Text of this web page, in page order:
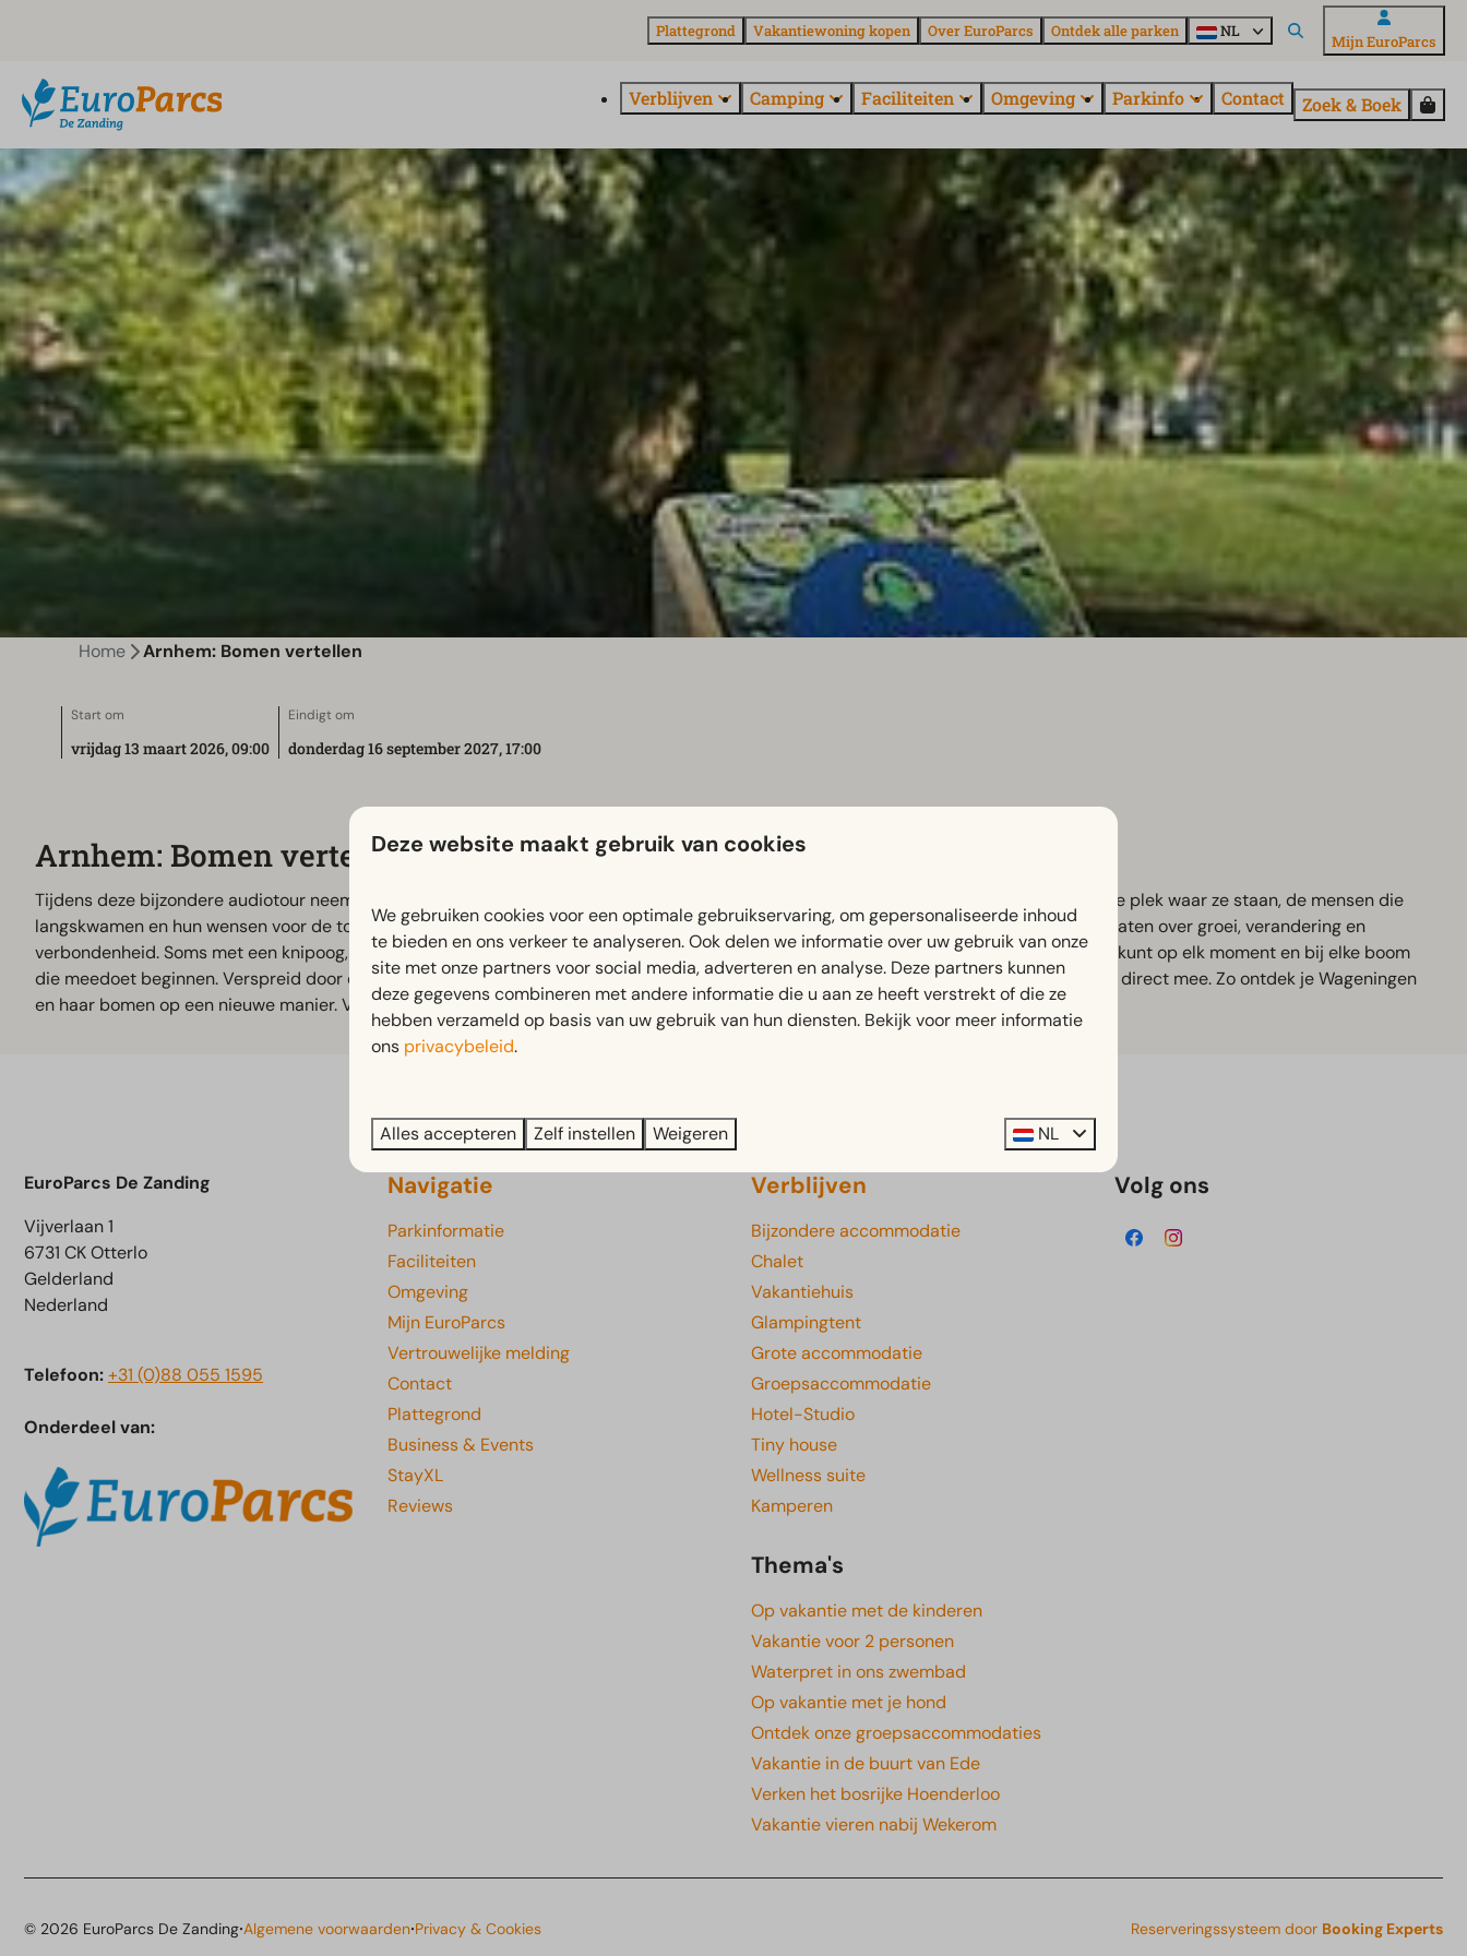
Plattegrond Vakantiewoning kopen Over EuroParcs Ontdek alle parken NL
Mijn EuroParcs
Verblijven Camping Faciliteiten Omgeving Parkinfo Contact Zoek & Boek
Home Arnhem: Bomen vertellen
Start om
vrijdag 13 maart 2026, 09:00
Eindigt om
donderdag 16 september 2027, 17:00
Arnhem: Bomen vertellen
Tijdens deze bijzondere audiotour neemt een aantal bomen in de stad je mee in hun wereld. Ze delen hun geschiedenis, vertellen over de plek waar ze staan, de mensen die
langskwamen en hun wensen voor de toekomst van Wageningen. Van eeuwenoude wortels tot frisse lenteknoppen, luister hoe bomen praten over groei, verandering en
verbondenheid. Soms met een knipoog, soms met een wijze les. Altijd met een goed verhaal. De wandeling heeft geen vaste volgorde: je kunt op elk moment en bij elke boom
die meedoet beginnen. Verspreid door de stad vind je verschillende bomen met een verhaal. Scan de QR-codes bij de bomen en luister direct mee. Zo ontdek je Wageningen
en haar bomen op een nieuwe manier. Via de link kun je de audiotour starten: https://izi.travel/nl/0243-de-bomen-vertellen/nl
EuroParcs De Zanding
Vijverlaan 1
6731 CK Otterlo
Gelderland
Nederland
Telefoon:+31 (0)88 055 1595
Onderdeel van:
Navigatie
Parkinformatie
Faciliteiten
Omgeving
Mijn EuroParcs
Vertrouwelijke melding
Contact
Plattegrond
Business & Events
StayXL
Reviews
Verblijven
Bijzondere accommodatie
Chalet
Vakantiehuis
Glampingtent
Grote accommodatie
Groepsaccommodatie
Hotel-Studio
Tiny house
Wellness suite
Kamperen
Thema's
Op vakantie met de kinderen
Vakantie voor 2 personen
Waterpret in ons zwembad
Op vakantie met je hond
Ontdek onze groepsaccommodaties
Vakantie in de buurt van Ede
Verken het bosrijke Hoenderloo
Vakantie vieren nabij Wekerom
Volg ons
© 2026 EuroParcs De Zanding·Algemene voorwaarden·Privacy & Cookies Reserveringssysteem door Booking Experts
Deze website maakt gebruik van cookies
We gebruiken cookies voor een optimale gebruikservaring, om gepersonaliseerde inhoud
te bieden en ons verkeer te analyseren. Ook delen we informatie over uw gebruik van onze
site met onze partners voor social media, adverteren en analyse. Deze partners kunnen
deze gegevens combineren met andere informatie die u aan ze heeft verstrekt of die ze
hebben verzameld op basis van uw gebruik van hun diensten. Bekijk voor meer informatie
ons privacybeleid.
Alles accepteren Zelf instellen Weigeren NL